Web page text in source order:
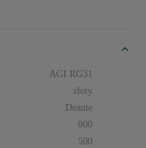
AGI RG31
złoty
Deante
800
500